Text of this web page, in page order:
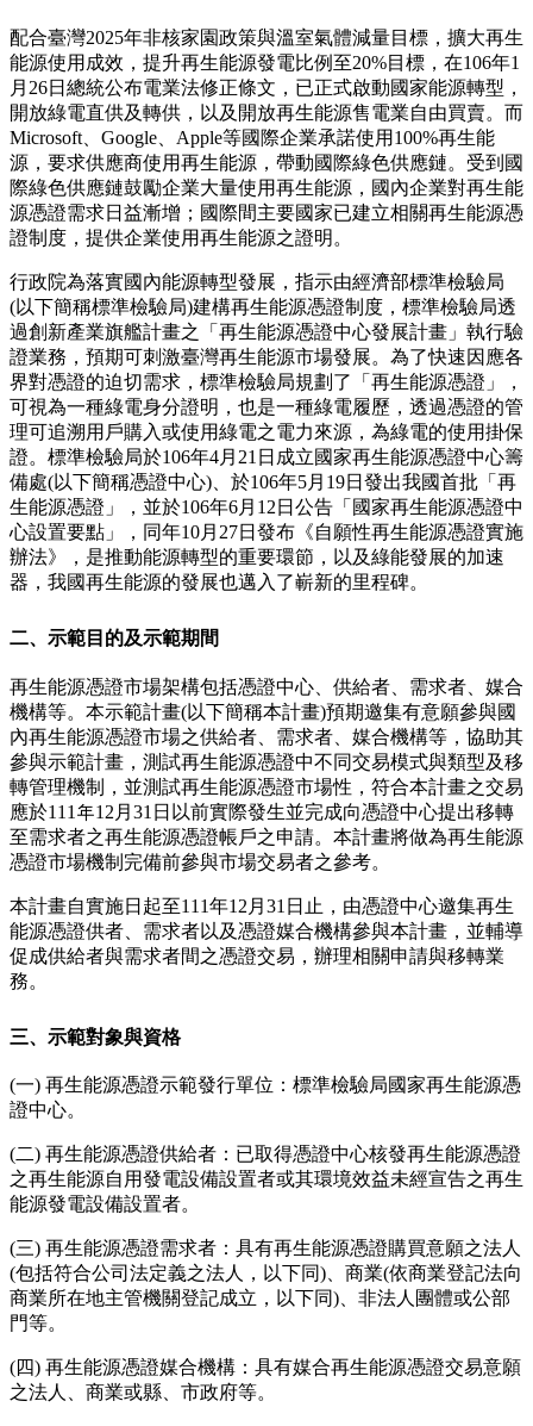
配合臺灣2025年非核家園政策與溫室氣體減量目標，擴大再生
能源使用成效，提升再生能源發電比例至20%目標，在106年1
月26日總統公布電業法修正條文，已正式啟動國家能源轉型，
開放綠電直供及轉供，以及開放再生能源售電業自由買賣。而
Microsoft、Google、Apple等國際企業承諾使用100%再生能
源，要求供應商使用再生能源，帶動國際綠色供應鏈。受到國
際綠色供應鏈鼓勵企業大量使用再生能源，國內企業對再生能
源憑證需求日益漸增；國際間主要國家已建立相關再生能源憑
證制度，提供企業使用再生能源之證明。
行政院為落實國內能源轉型發展，指示由經濟部標準檢驗局
(以下簡稱標準檢驗局)建構再生能源憑證制度，標準檢驗局透
過創新產業旗艦計畫之「再生能源憑證中心發展計畫」執行驗
證業務，預期可刺激臺灣再生能源市場發展。為了快速因應各
界對憑證的迫切需求，標準檢驗局規劃了「再生能源憑證」，
可視為一種綠電身分證明，也是一種綠電履歷，透過憑證的管
理可追溯用戶購入或使用綠電之電力來源，為綠電的使用掛保
證。標準檢驗局於106年4月21日成立國家再生能源憑證中心籌
備處(以下簡稱憑證中心)、於106年5月19日發出我國首批「再
生能源憑證」，並於106年6月12日公告「國家再生能源憑證中
心設置要點」，同年10月27日發布《自願性再生能源憑證實施
辦法》，是推動能源轉型的重要環節，以及綠能發展的加速
器，我國再生能源的發展也邁入了嶄新的里程碑。
二、示範目的及示範期間
再生能源憑證市場架構包括憑證中心、供給者、需求者、媒合
機構等。本示範計畫(以下簡稱本計畫)預期邀集有意願參與國
內再生能源憑證市場之供給者、需求者、媒合機構等，協助其
參與示範計畫，測試再生能源憑證中不同交易模式與類型及移
轉管理機制，並測試再生能源憑證市場性，符合本計畫之交易
應於111年12月31日以前實際發生並完成向憑證中心提出移轉
至需求者之再生能源憑證帳戶之申請。本計畫將做為再生能源
憑證市場機制完備前參與市場交易者之參考。
本計畫自實施日起至111年12月31日止，由憑證中心邀集再生
能源憑證供者、需求者以及憑證媒合機構參與本計畫，並輔導
促成供給者與需求者間之憑證交易，辦理相關申請與移轉業
務。
三、示範對象與資格
(一) 再生能源憑證示範發行單位：標準檢驗局國家再生能源憑
證中心。
(二) 再生能源憑證供給者：已取得憑證中心核發再生能源憑證
之再生能源自用發電設備設置者或其環境效益未經宣告之再生
能源發電設備設置者。
(三) 再生能源憑證需求者：具有再生能源憑證購買意願之法人
(包括符合公司法定義之法人，以下同)、商業(依商業登記法向
商業所在地主管機關登記成立，以下同)、非法人團體或公部
門等。
(四) 再生能源憑證媒合機構：具有媒合再生能源憑證交易意願
之法人、商業或縣、市政府等。